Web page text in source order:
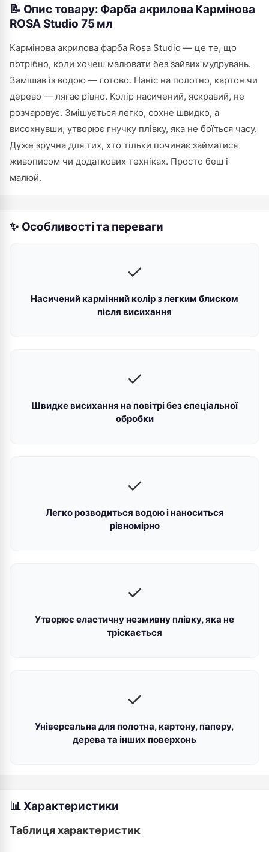
📝 Опис товару: Фарба акрилова Кармінова
ROSA Studio 75 мл
Кармінова акрилова фарба Rosa Studio — це те, що
потрібно, коли хочеш малювати без зайвих мудрувань.
Замішав із водою — готово. Наніс на полотно, картон чи
дерево — лягає рівно. Колір насичений, яскравий, не
розчаровує. Змішується легко, сохне швидко, а
висохнувши, утворює гнучку плівку, яка не боїться часу.
Дуже зручна для тих, хто тільки починає займатися
живописом чи додаткових техніках. Просто беш і
малюй.
✨ Особливості та переваги
✓
Насичений кармінний колір з легким блиском
після висихання
✓
Швидке висихання на повітрі без спеціальної
обробки
✓
Легко розводиться водою і наноситься
рівномірно
✓
Утворює еластичну незмивну плівку, яка не
тріскається
✓
Універсальна для полотна, картону, паперу,
дерева та інших поверхонь
📊 Характеристики
Таблиця характеристик